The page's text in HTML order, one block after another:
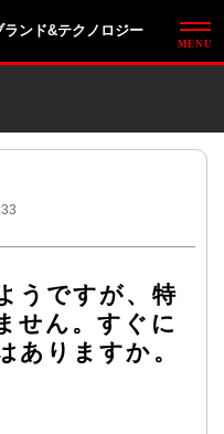
ランド&テクノロジー
うですが、特
せん。すぐに
ありますか。